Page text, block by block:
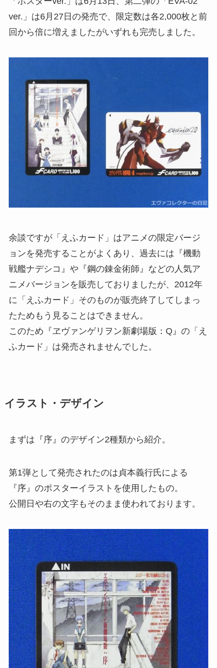
ver.」は6月27日の発売で、限定数は各2,000枚と前
回から倍に増えましたがいずれも完売しました。
余談ですが「えふカード」はアニメの限定バージ
ョンを発売することがよくあり、過去には『機動
戦艦ナデシコ』や『鋼の錬金術師』などの人気ア
ニメバージョンを販売しておりましたが、2012年
に「えふカード」そのものが販売終了してしまっ
たためもう見ることはできません。
このため『ヱヴァンゲリヲン新劇場版：Q』の「え
ふカード」は発売されませんでした。
イラスト・デザイン
まずは『序』のデザイン2種類から紹介。
第1弾として発売されたのは貞本義行氏による
『序』のポスターイラストを使用したもの。
公開日や右の文字もそのまま使われております。